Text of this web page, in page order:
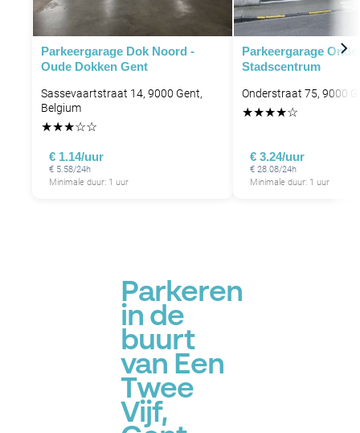
Parkeergarage Dok Noord -
Oude Dokken Gent
Sassevaartstraat 14, 9000 Gent,
Belgium
★★★☆☆
€ 1.14/uur
€ 5.58/24h
Minimale duur: 1 uur
Parkeergarage
Stadscentrum
Onderstraat 75, 9000
★★★★☆
€ 3.24/uur
€ 28.08/24h
Minimale duur: 1 uur
Parkeren
in de
buurt
van Een
Twee
Vijf,